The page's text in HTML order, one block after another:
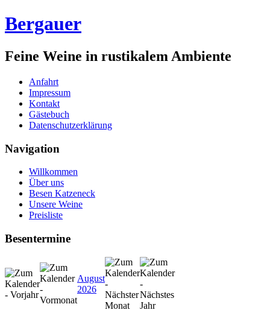
Bergauer
Feine Weine in rustikalem Ambiente
Anfahrt
Impressum
Kontakt
Gästebuch
Datenschutzerklärung
Navigation
Willkommen
Über uns
Besen Katzeneck
Unsere Weine
Preisliste
Besentermine
August
2026